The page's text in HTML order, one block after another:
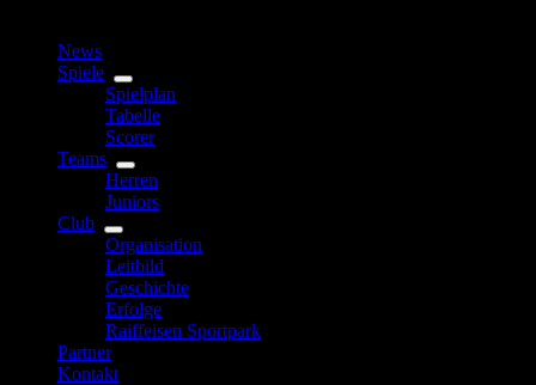
News
Spiele
Spielplan
Tabelle
Scorer
Teams
Herren
Juniors
Club
Organisation
Leitbild
Geschichte
Erfolge
Raiffeisen Sportpark
Partner
Kontakt